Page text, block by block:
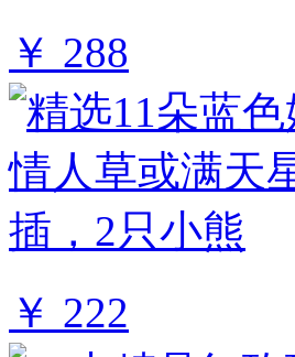
￥ 288
￥ 222